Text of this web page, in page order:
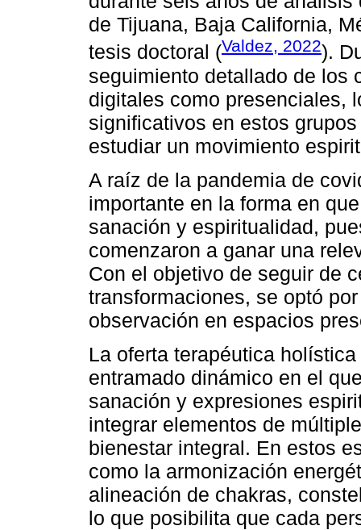
de Tijuana, Baja California,
tesis doctoral (Valdez, 2022).
seguimiento detallado de los
digitales como presenciales,
significativos en estos
estudiar un movimiento
A raíz de la pandemia de
importante en la forma en
sanación y espiritualidad,
comenzaron a ganar una
Con el objetivo de seguir de
transformaciones, se optó
observación en espacios
La oferta terapéutica
entramado dinámico en el
sanación y expresiones
integrar elementos de
bienestar integral. En estos
como la armonización
alineación de chakras,
lo que posibilita que cada